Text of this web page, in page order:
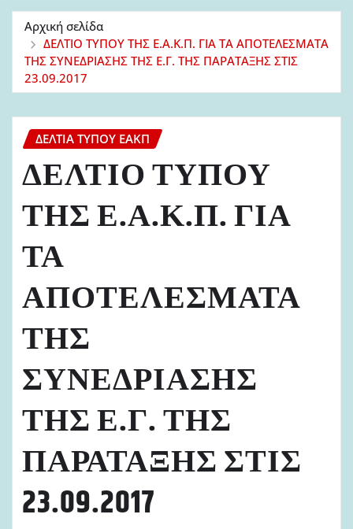
Αρχική σελίδα
ΔΕΛΤΙΟ ΤΥΠΟΥ ΤΗΣ Ε.Α.Κ.Π. ΓΙΑ ΤΑ ΑΠΟΤΕΛΕΣΜΑΤΑ
ΤΗΣ ΣΥΝΕΔΡΙΑΣΗΣ ΤΗΣ Ε.Γ. ΤΗΣ ΠΑΡΑΤΑΞΗΣ ΣΤΙΣ
23.09.2017
ΔΕΛΤΊΑ ΤΎΠΟΥ ΕΑΚΠ
ΔΕΛΤΙΟ ΤΥΠΟΥ
ΤΗΣ Ε.Α.Κ.Π. ΓΙΑ
ΤΑ
ΑΠΟΤΕΛΕΣΜΑΤΑ
ΤΗΣ
ΣΥΝΕΔΡΙΑΣΗΣ
ΤΗΣ Ε.Γ. ΤΗΣ
ΠΑΡΑΤΑΞΗΣ ΣΤΙΣ
23.09.2017